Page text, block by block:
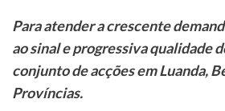
Para atender a crescente
ao sinal e progressiva qualidade
conjunto de acções em Luanda,
Províncias.